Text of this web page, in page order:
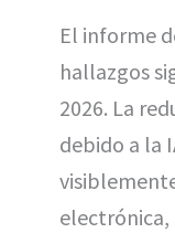
El informe
hallazgos
2026. La
debido a la
electrónica,